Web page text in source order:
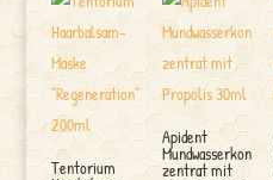
Tentorium
Apident
Mundwasserkon
zentrat mit